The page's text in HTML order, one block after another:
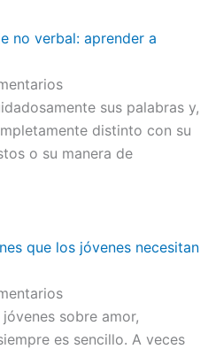
no verbal: aprender a
sus palabras y,
distinto con su
o su manera de
que los jóvenes necesitan
sobre amor,
es sencillo. A veces